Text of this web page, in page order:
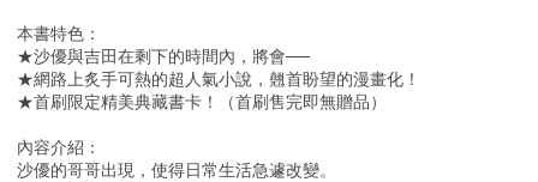
本書特色：
★沙優與吉田在剩下的時間內，將會──
★網路上炙手可熱的超人氣小說，翹首盼望的漫畫化！
★首刷限定精美典藏書卡！（首刷售完即無贈品）
內容介紹：
沙優的哥哥出現，使得日常生活急遽改變。